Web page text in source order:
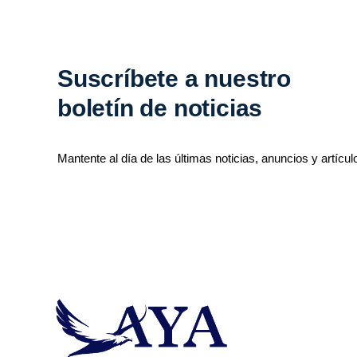
Suscríbete a nuestro
boletín de noticias
Mantente al día de las últimas noticias, anuncios y